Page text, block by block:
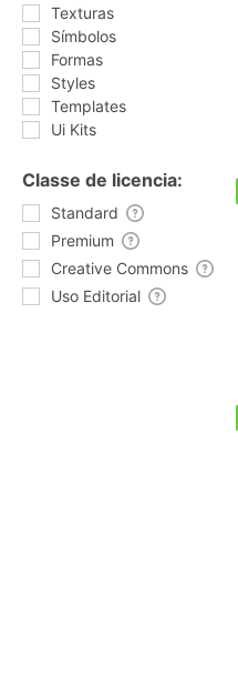
Texturas
Símbolos
Formas
Styles
Templates
Ui Kits
Classe de licencia:
Standard
Premium
Creative Commons
Uso Editorial